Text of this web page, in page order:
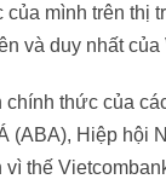
mình trên thị
và duy nhất
thức của
(ABA), Hiệp hội
thế